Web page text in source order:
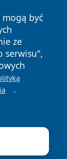
mogą być
ze
serwisu",
.
zastrzeżone.
Polityka
Cookies